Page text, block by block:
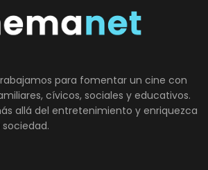
para fomentar un cine con
cívicos, sociales y educativos.
allá del entretenimiento y enriquezca